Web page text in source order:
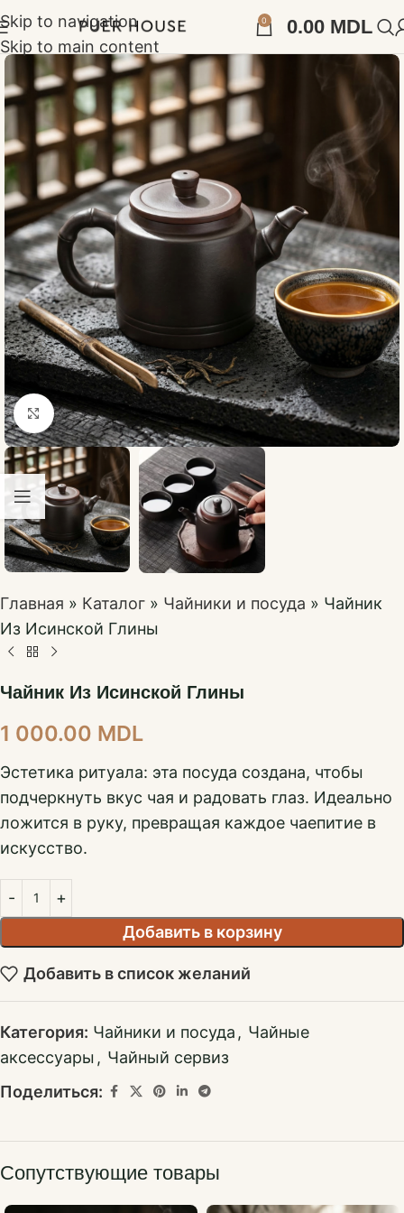
Skip to navigation
Skip to main content
0 0.00 MDL
Нажмите, чтобы увеличить
Главная » Каталог » Чайники и посуда » Чайник
Из Исинской Глины
Чайник Из Исинской Глины
1 000.00 MDL
Эстетика ритуала: эта посуда создана, чтобы
подчеркнуть вкус чая и радовать глаз. Идеально
ложится в руку, превращая каждое чаепитие в
искусство.
Добавить в корзину
Добавить в список желаний
Категория: Чайники и посуда , Чайные
аксессуары , Чайный сервиз
Поделиться:
Сопутствующие товары